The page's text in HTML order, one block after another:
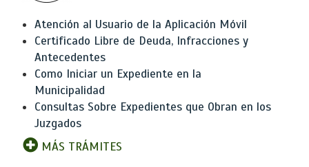
Atención al Usuario de la Aplicación Móvil
Certificado Libre de Deuda, Infracciones y
Antecedentes
Como Iniciar un Expediente en la
Municipalidad
Consultas Sobre Expedientes que Obran en los
Juzgados
MÁS TRÁMITES